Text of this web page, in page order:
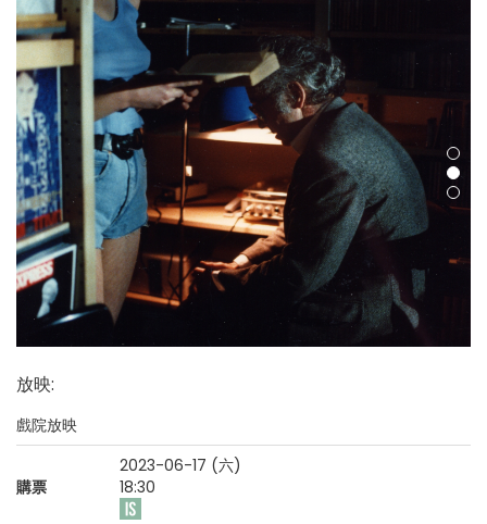
放映:
戲院放映
購票
2023-06-17 (六)
18:30